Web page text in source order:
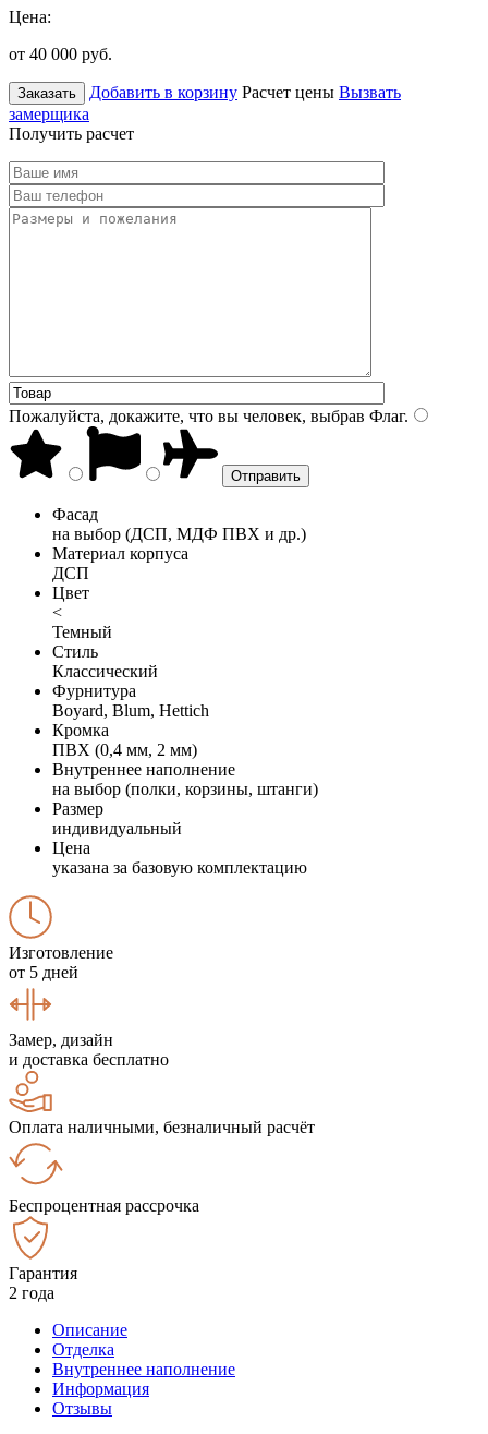
Цена:
от 40 000 руб.
Заказать Добавить в корзину Расчет цены Вызвать
замерщика
Получить расчет
Пожалуйста, докажите, что вы человек, выбрав Флаг.
Фасад
на выбор (ДСП, МДФ ПВХ и др.)
Материал корпуса
ДСП
Цвет
<
Темный
Стиль
Классический
Фурнитура
Boyard, Blum, Hettich
Кромка
ПВХ (0,4 мм, 2 мм)
Внутреннее наполнение
на выбор (полки, корзины, штанги)
Размер
индивидуальный
Цена
указана за базовую комплектацию
Изготовление
от 5 дней
Замер, дизайн
и доставка бесплатно
Оплата наличными, безналичный расчёт
Беспроцентная рассрочка
Гарантия
2 года
Описание
Отделка
Внутреннее наполнение
Информация
Отзывы